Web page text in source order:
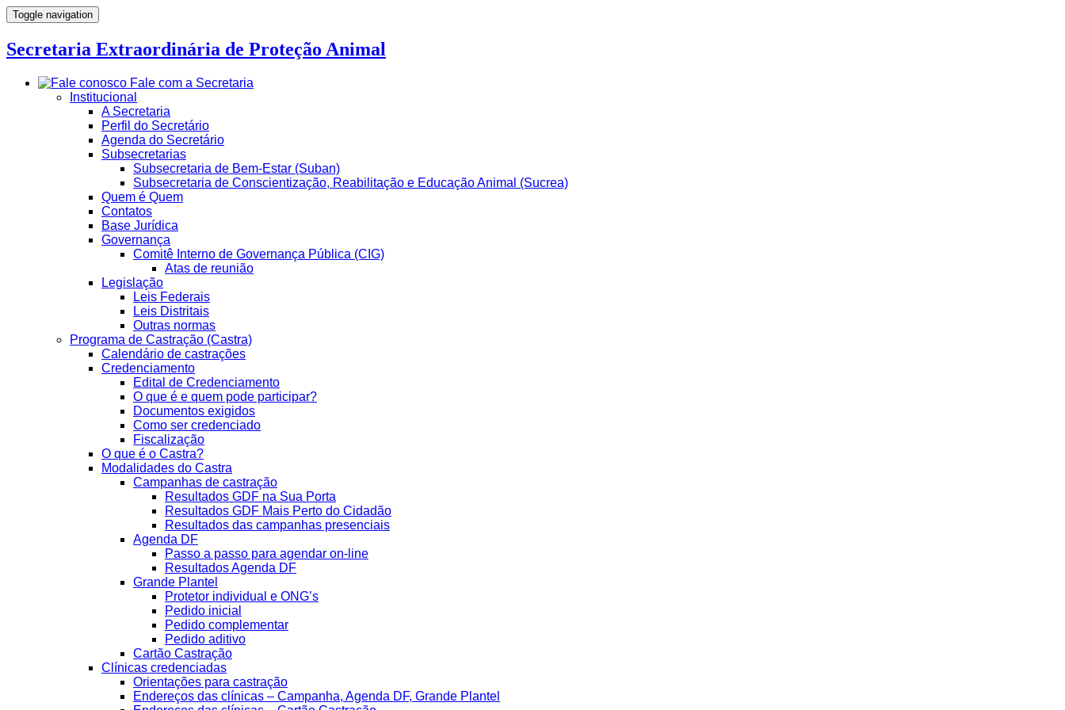
Toggle navigation
Secretaria Extraordinária de Proteção Animal
Fale com a Secretaria
Institucional
A Secretaria
Perfil do Secretário
Agenda do Secretário
Subsecretarias
Subsecretaria de Bem-Estar (Suban)
Subsecretaria de Conscientização, Reabilitação e Educação Animal (Sucrea)
Quem é Quem
Contatos
Base Jurídica
Governança
Comitê Interno de Governança Pública (CIG)
Atas de reunião
Legislação
Leis Federais
Leis Distritais
Outras normas
Programa de Castração (Castra)
Calendário de castrações
Credenciamento
Edital de Credenciamento
O que é e quem pode participar?
Documentos exigidos
Como ser credenciado
Fiscalização
O que é o Castra?
Modalidades do Castra
Campanhas de castração
Resultados GDF na Sua Porta
Resultados GDF Mais Perto do Cidadão
Resultados das campanhas presenciais
Agenda DF
Passo a passo para agendar on-line
Resultados Agenda DF
Grande Plantel
Protetor individual e ONG’s
Pedido inicial
Pedido complementar
Pedido aditivo
Cartão Castração
Clínicas credenciadas
Orientações para castração
Endereços das clínicas – Campanha, Agenda DF, Grande Plantel